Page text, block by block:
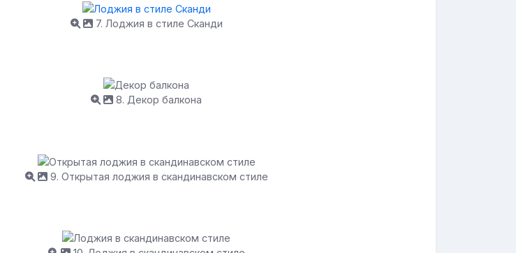
7. Лоджия в стиле Сканди
8. Декор балкона
9. Открытая лоджия в скандинавском стиле